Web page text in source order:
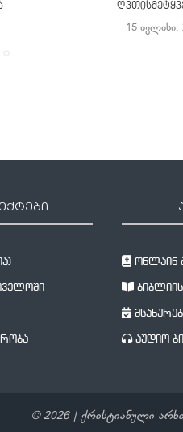
15 ივლისი,
ონლაინ
ბიბლიის
აუდიო
©2026| ქრისტიანული არხი